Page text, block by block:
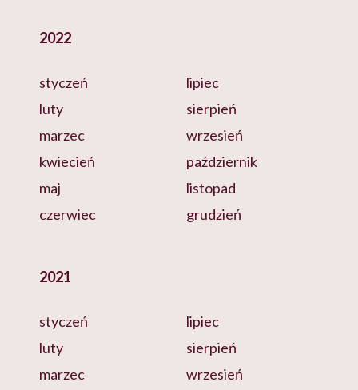
2022
styczeń
luty
marzec
kwiecień
maj
czerwiec
lipiec
sierpień
wrzesień
październik
listopad
grudzień
2021
styczeń
luty
marzec
lipiec
sierpień
wrzesień